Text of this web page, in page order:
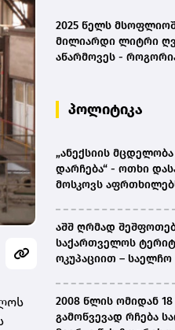
2025 წელს
მილიარდი ლიტრი
აწარმოვეს -
პოლიტიკა
„ანექსიის
დარჩება“ - ოთხი
მოსკოვს
აშშ ღრმად
საქართველოს
ოკუპაციით – საელჩო
2008 წლის ომიდან
გამოწვევად რჩება